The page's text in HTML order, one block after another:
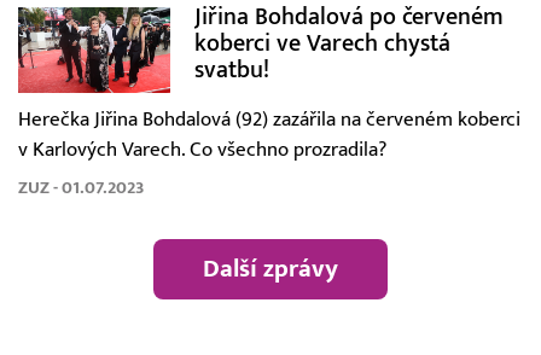
Jiřina Bohdalová po červeném
koberci ve Varech chystá
svatbu!
Herečka Jiřina Bohdalová (92) zazářila na červeném koberci
v Karlových Varech. Co všechno prozradila?
ZUZ - 01.07.2023
Další zprávy